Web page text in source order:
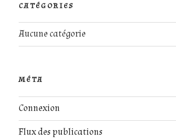
CATÉGORIES
Aucune catégorie
MÉTA
Connexion
Flux des publications